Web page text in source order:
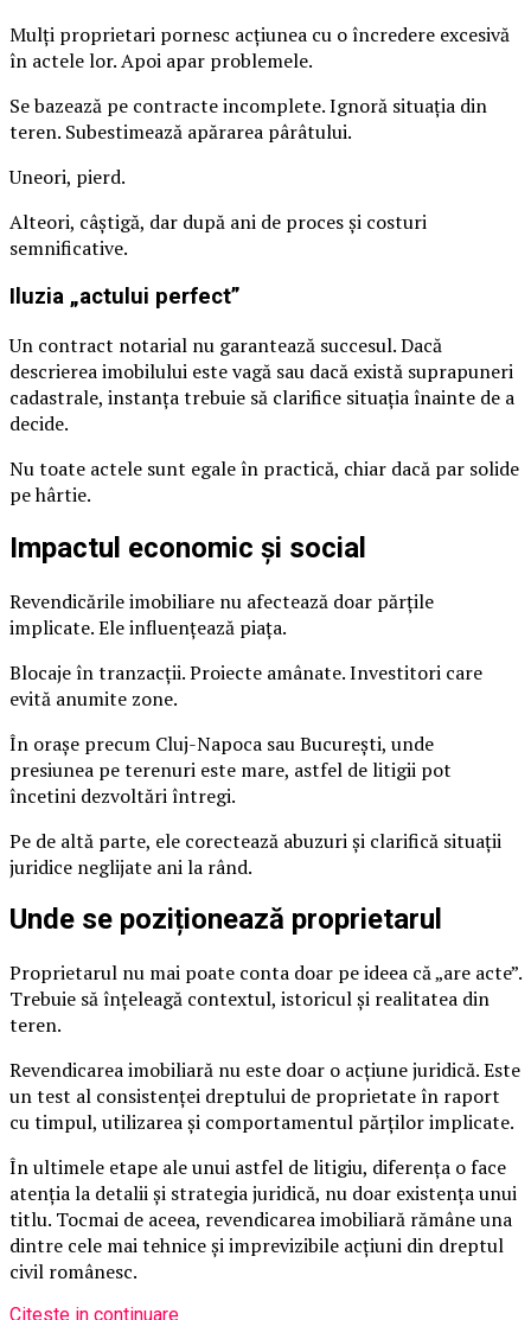
Mulți proprietari pornesc acțiunea cu o încredere excesivă
în actele lor. Apoi apar problemele.
Se bazează pe contracte incomplete. Ignoră situația din
teren. Subestimează apărarea pârâtului.
Uneori, pierd.
Alteori, câștigă, dar după ani de proces și costuri
semnificative.
Iluzia „actului perfect”
Un contract notarial nu garantează succesul. Dacă
descrierea imobilului este vagă sau dacă există suprapuneri
cadastrale, instanța trebuie să clarifice situația înainte de a
decide.
Nu toate actele sunt egale în practică, chiar dacă par solide
pe hârtie.
Impactul economic și social
Revendicările imobiliare nu afectează doar părțile
implicate. Ele influențează piața.
Blocaje în tranzacții. Proiecte amânate. Investitori care
evită anumite zone.
În orașe precum Cluj-Napoca sau București, unde
presiunea pe terenuri este mare, astfel de litigii pot
încetini dezvoltări întregi.
Pe de altă parte, ele corectează abuzuri și clarifică situații
juridice neglijate ani la rând.
Unde se poziționează proprietarul
Proprietarul nu mai poate conta doar pe ideea că „are acte”.
Trebuie să înțeleagă contextul, istoricul și realitatea din
teren.
Revendicarea imobiliară nu este doar o acțiune juridică. Este
un test al consistenței dreptului de proprietate în raport
cu timpul, utilizarea și comportamentul părților implicate.
În ultimele etape ale unui astfel de litigiu, diferența o face
atenția la detalii și strategia juridică, nu doar existența unui
titlu. Tocmai de aceea, revendicarea imobiliară rămâne una
dintre cele mai tehnice și imprevizibile acțiuni din dreptul
civil românesc.
Citeste in continuare